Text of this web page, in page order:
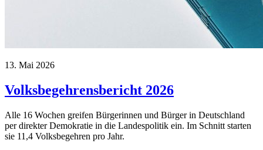
13. Mai 2026
Volksbegehrensbericht 2026
Alle 16 Wochen greifen Bürgerinnen und Bürger in Deutschland
per direkter Demokratie in die Landespolitik ein. Im Schnitt starten
sie 11,4 Volksbegehren pro Jahr.